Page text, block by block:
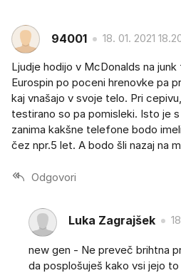
94001 18. 01. 2021
Ljudje hodijo v McDonalds na
Eurospin po poceni hrenovke pa
kaj vnašajo v svoje telo. Pri
testirano so pa pomisleki. Isto je
zanima kakšne telefone bodo
čez npr.5 let. A bodo šli nazaj na
Odgovori
Luka Zagrajšek
new gen - Ne preveč brihtna
da posplošuješ kako vsi jejo